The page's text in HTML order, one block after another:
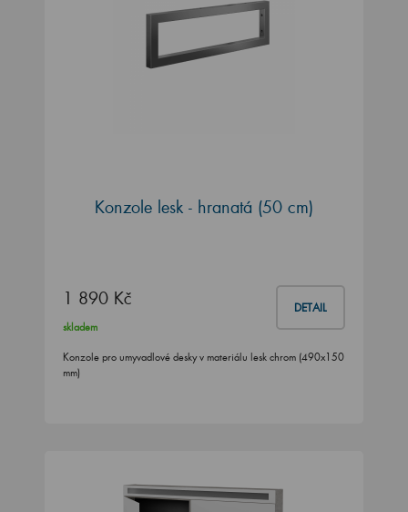
Konzole lesk - hranatá (50 cm)
1 890 Kč DETAIL
skladem
Konzole pro umyvadlové desky v materiálu lesk chrom (490x150
mm)